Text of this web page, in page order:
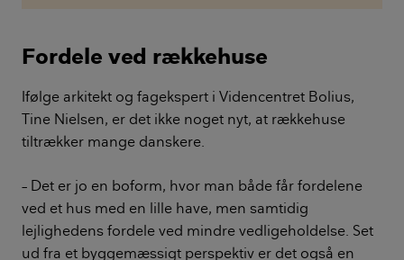
Fordele ved rækkehuse
Ifølge arkitekt og fagekspert i Videncentret Bolius,
Tine Nielsen, er det ikke noget nyt, at rækkehuse
tiltrækker mange danskere.
– Det er jo en boform, hvor man både får fordelene
ved et hus med en lille have, men samtidig
lejlighedens fordele ved mindre vedligeholdelse. Set
ud fra et byggemæssigt perspektiv er det også en